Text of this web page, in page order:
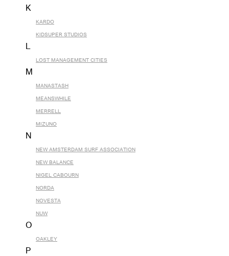
K
KARDO
KIDSUPER STUDIOS
L
LOST MANAGEMENT CITIES
M
MANASTASH
MEANSWHILE
MERRELL
MIZUNO
N
NEW AMSTERDAM SURF ASSOCIATION
NEW BALANCE
NIGEL CABOURN
NORDA
NOVESTA
NUW
O
OAKLEY
P